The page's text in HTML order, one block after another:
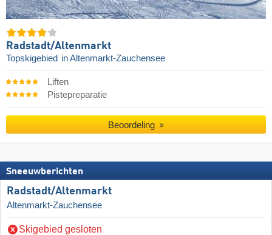
Radstadt/​Altenmarkt
Topskigebied in Altenmarkt-Zauchensee
Liften
Pistepreparatie
Beoordeling
Sneeuwberichten
Radstadt/​Altenmarkt
Altenmarkt-Zauchensee
Skigebied gesloten